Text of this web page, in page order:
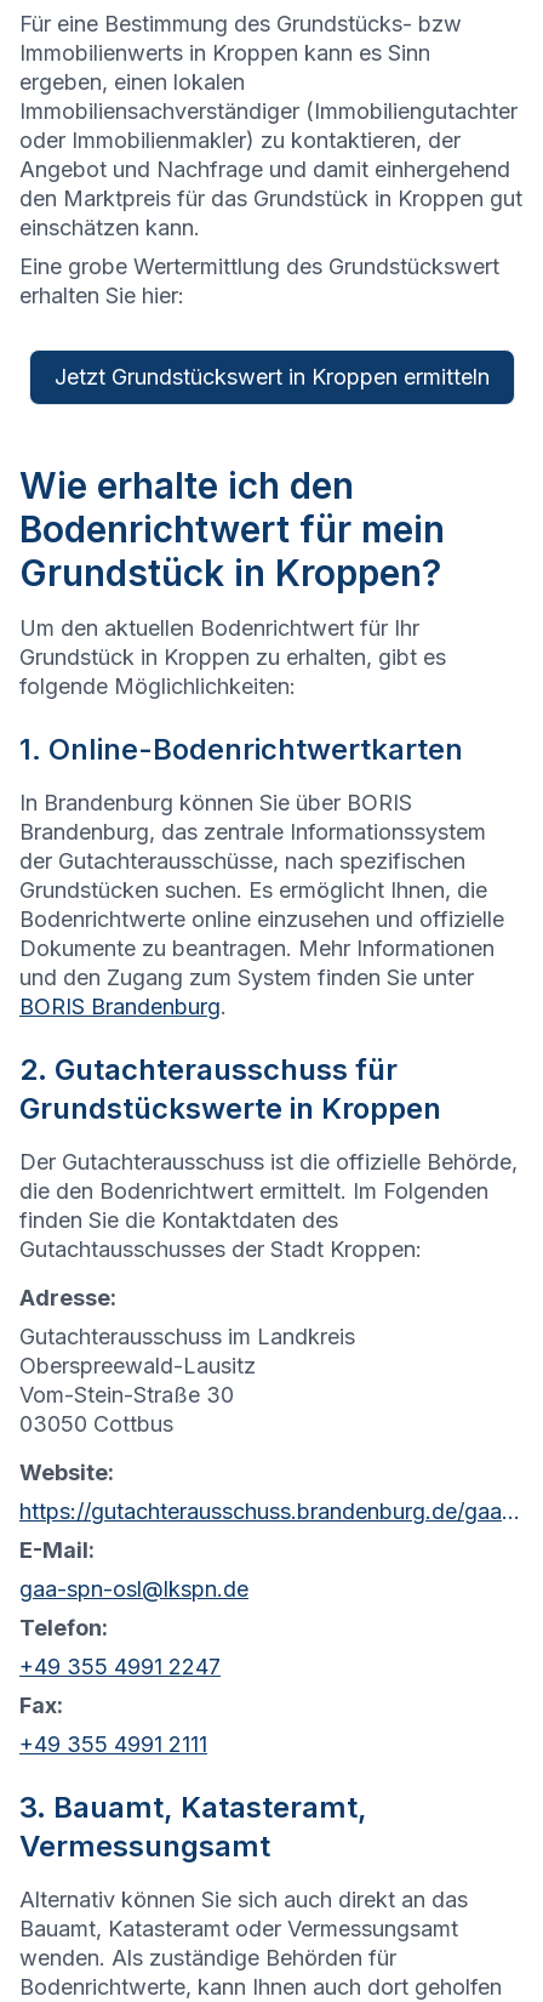
Für eine Bestimmung des Grundstücks- bzw
Immobilienwerts in Kroppen kann es Sinn
ergeben, einen lokalen
Immobiliensachverständiger (Immobiliengutachter
oder Immobilienmakler) zu kontaktieren, der
Angebot und Nachfrage und damit einhergehend
den Marktpreis für das Grundstück in Kroppen gut
einschätzen kann.
Eine grobe Wertermittlung des Grundstückswert
erhalten Sie hier:
Jetzt Grundstückswert in Kroppen ermitteln
Wie erhalte ich den
Bodenrichtwert für mein
Grundstück in Kroppen?
Um den aktuellen Bodenrichtwert für Ihr
Grundstück in Kroppen zu erhalten, gibt es
folgende Möglichlichkeiten:
1. Online-Bodenrichtwertkarten
In Brandenburg können Sie über BORIS
Brandenburg, das zentrale Informationssystem
der Gutachterausschüsse, nach spezifischen
Grundstücken suchen. Es ermöglicht Ihnen, die
Bodenrichtwerte online einzusehen und offizielle
Dokumente zu beantragen. Mehr Informationen
und den Zugang zum System finden Sie unter
BORIS Brandenburg.
2. Gutachterausschuss für
Grundstückswerte in Kroppen
Der Gutachterausschuss ist die offizielle Behörde,
die den Bodenrichtwert ermittelt. Im Folgenden
finden Sie die Kontaktdaten des
Gutachtausschusses der Stadt Kroppen:
Adresse:
Gutachterausschuss im Landkreis
Oberspreewald-Lausitz
Vom-Stein-Straße 30
03050 Cottbus
Website:
https://gutachterausschuss.brandenburg.de/gaa/de/kontakt/
E-Mail:
gaa-spn-osl@lkspn.de
Telefon:
+49 355 4991 2247
Fax:
+49 355 4991 2111
3. Bauamt, Katasteramt,
Vermessungsamt
Alternativ können Sie sich auch direkt an das
Bauamt, Katasteramt oder Vermessungsamt
wenden. Als zuständige Behörden für
Bodenrichtwerte, kann Ihnen auch dort geholfen